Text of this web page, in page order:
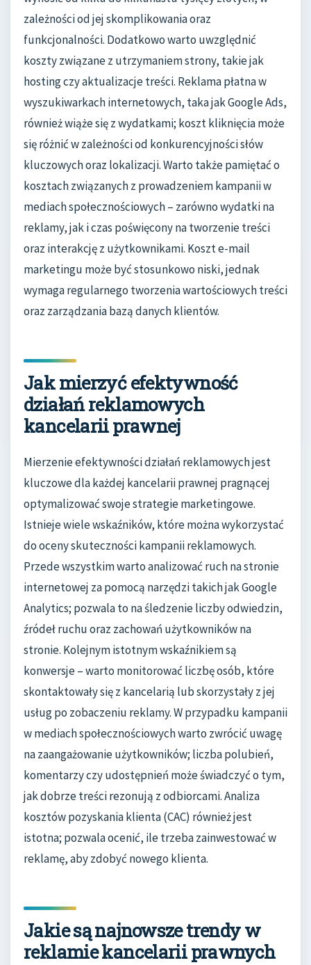
zależności od jej skomplikowania oraz
funkcjonalności. Dodatkowo warto uwzględnić
koszty związane z utrzymaniem strony, takie jak
hosting czy aktualizacje treści. Reklama płatna w
wyszukiwarkach internetowych, taka jak Google Ads,
również wiąże się z wydatkami; koszt kliknięcia może
się różnić w zależności od konkurencyjności słów
kluczowych oraz lokalizacji. Warto także pamiętać o
kosztach związanych z prowadzeniem kampanii w
mediach społecznościowych – zarówno wydatki na
reklamy, jak i czas poświęcony na tworzenie treści
oraz interakcję z użytkownikami. Koszt e-mail
marketingu może być stosunkowo niski, jednak
wymaga regularnego tworzenia wartościowych treści
oraz zarządzania bazą danych klientów.
Jak mierzyć efektywność
działań reklamowych
kancelarii prawnej
Mierzenie efektywności działań reklamowych jest
kluczowe dla każdej kancelarii prawnej pragnącej
optymalizować swoje strategie marketingowe.
Istnieje wiele wskaźników, które można wykorzystać
do oceny skuteczności kampanii reklamowych.
Przede wszystkim warto analizować ruch na stronie
internetowej za pomocą narzędzi takich jak Google
Analytics; pozwala to na śledzenie liczby odwiedzin,
źródeł ruchu oraz zachowań użytkowników na
stronie. Kolejnym istotnym wskaźnikiem są
konwersje – warto monitorować liczbę osób, które
skontaktowały się z kancelarią lub skorzystały z jej
usług po zobaczeniu reklamy. W przypadku kampanii
w mediach społecznościowych warto zwrócić uwagę
na zaangażowanie użytkowników; liczba polubień,
komentarzy czy udostępnień może świadczyć o tym,
jak dobrze treści rezonują z odbiorcami. Analiza
kosztów pozyskania klienta (CAC) również jest
istotna; pozwala ocenić, ile trzeba zainwestować w
reklamę, aby zdobyć nowego klienta.
Jakie są najnowsze trendy w
reklamie kancelarii prawnych